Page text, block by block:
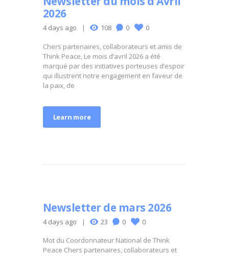
2026
4 days ago 108 0 0
Chers partenaires, collaborateurs et amis de
Think Peace, Le mois d’avril 2026 a été
marqué par des initiatives porteuses d’espoir
qui illustrent notre engagement en faveur de
la paix, de
Learn more
Newsletter de mars 2026
4 days ago 23 0 0
Mot du Coordonnateur National de Think
Peace Chers partenaires, collaborateurs et